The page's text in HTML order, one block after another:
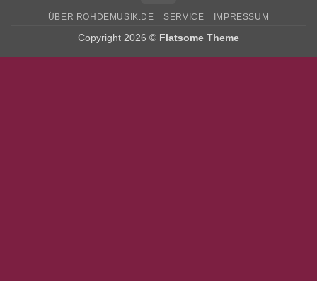
ÜBER ROHDEMUSIK.DE SERVICE IMPRESSUM
Copyright 2026 © Flatsome Theme